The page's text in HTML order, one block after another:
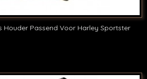
Houder Passend Voor Harley Sportster